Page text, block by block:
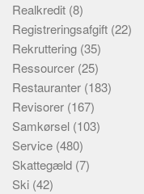
Realkredit (8)
Registreringsafgift (22)
Rekruttering (35)
Ressourcer (25)
Restauranter (183)
Revisorer (167)
Samkørsel (103)
Service (480)
Skattegæld (7)
Ski (42)